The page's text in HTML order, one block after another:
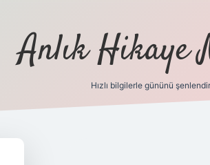
Anlık Hikaye
Hızlı bilgilerle gününü